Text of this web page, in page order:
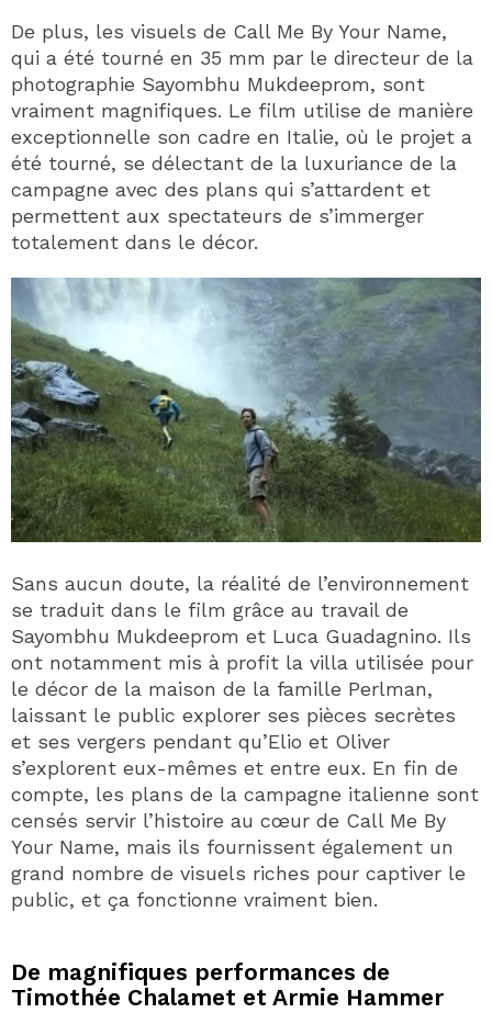
De plus, les visuels de Call Me By Your Name,
qui a été tourné en 35 mm par le directeur de la
photographie Sayombhu Mukdeeprom, sont
vraiment magnifiques. Le film utilise de manière
exceptionnelle son cadre en Italie, où le projet a
été tourné, se délectant de la luxuriance de la
campagne avec des plans qui s’attardent et
permettent aux spectateurs de s’immerger
totalement dans le décor.
Sans aucun doute, la réalité de l’environnement
se traduit dans le film grâce au travail de
Sayombhu Mukdeeprom et Luca Guadagnino. Ils
ont notamment mis à profit la villa utilisée pour
le décor de la maison de la famille Perlman,
laissant le public explorer ses pièces secrètes
et ses vergers pendant qu’Elio et Oliver
s’explorent eux-mêmes et entre eux. En fin de
compte, les plans de la campagne italienne sont
censés servir l’histoire au cœur de Call Me By
Your Name, mais ils fournissent également un
grand nombre de visuels riches pour captiver le
public, et ça fonctionne vraiment bien.
De magnifiques performances de
Timothée Chalamet et Armie Hammer